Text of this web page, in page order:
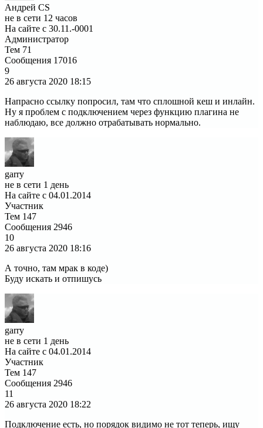
Андрей CS
не в сети 12 часов
На сайте с 30.11.-0001
Администратор
Тем 71
Сообщения 17016
9
26 августа 2020 18:15
Напрасно ссылку попросил, там что сплошной кеш и инлайн.
Ну я проблем с подключением через функцию плагина не
наблюдаю, все должно отрабатывать нормально.
garry
не в сети 1 день
На сайте с 04.01.2014
Участник
Тем 147
Сообщения 2946
10
26 августа 2020 18:16
А точно, там мрак в коде)
Буду искать и отпишусь
garry
не в сети 1 день
На сайте с 04.01.2014
Участник
Тем 147
Сообщения 2946
11
26 августа 2020 18:22
Подключение есть, но порядок видимо не тот теперь, ищу